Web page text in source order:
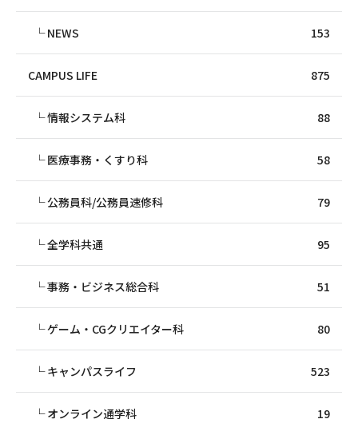
NEWS 153
CAMPUS LIFE 875
情報システム科 88
医療事務・くすり科 58
公務員科/公務員速修科 79
全学科共通 95
事務・ビジネス総合科 51
ゲーム・CGクリエイター科 80
キャンパスライフ 523
オンライン通学科 19